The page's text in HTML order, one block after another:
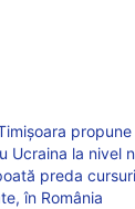
Ucraina la nivel
preda
în România